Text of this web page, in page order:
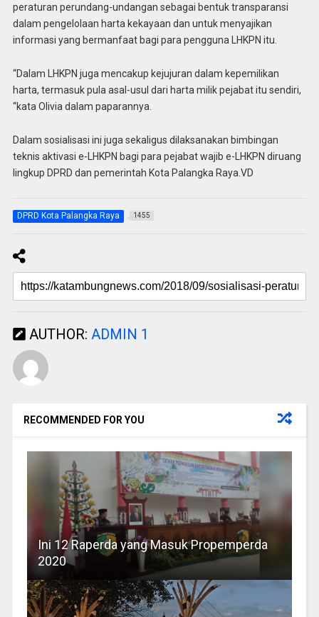
peraturan perundang-undangan sebagai bentuk transparansi
dalam pengelolaan harta kekayaan dan untuk menyajikan
informasi yang bermanfaat bagi para pengguna LHKPN itu.
“Dalam LHKPN juga mencakup kejujuran dalam kepemilikan
harta, termasuk pula asal-usul dari harta milik pejabat itu sendiri,
“kata Olivia dalam paparannya.
Dalam sosialisasi ini juga sekaligus dilaksanakan bimbingan
teknis aktivasi e-LHKPN bagi para pejabat wajib e-LHKPN diruang
lingkup DPRD dan pemerintah Kota Palangka Raya.VD
DPRD Kota Palangka Raya 1455
AUTHOR: ADMIN 1
RECOMMENDED FOR YOU
Ini 12 Raperda yang Masuk Propemperda
2020